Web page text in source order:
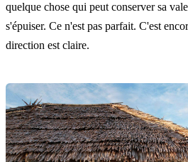
quelque chose qui peut conserver sa
s'épuiser. Ce n'est pas parfait. C'est
direction est claire.